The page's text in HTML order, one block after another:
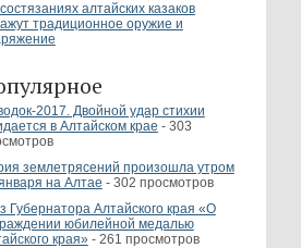
алтайских казаков
традиционное оружие и
2017. Двойной удар стихии
в Алтайском крае - 303
землетрясений произошла утром
на Алтае - 302 просмотров
Губернатора Алтайского края «О
юбилейной медалью
края»- 261 просмотров